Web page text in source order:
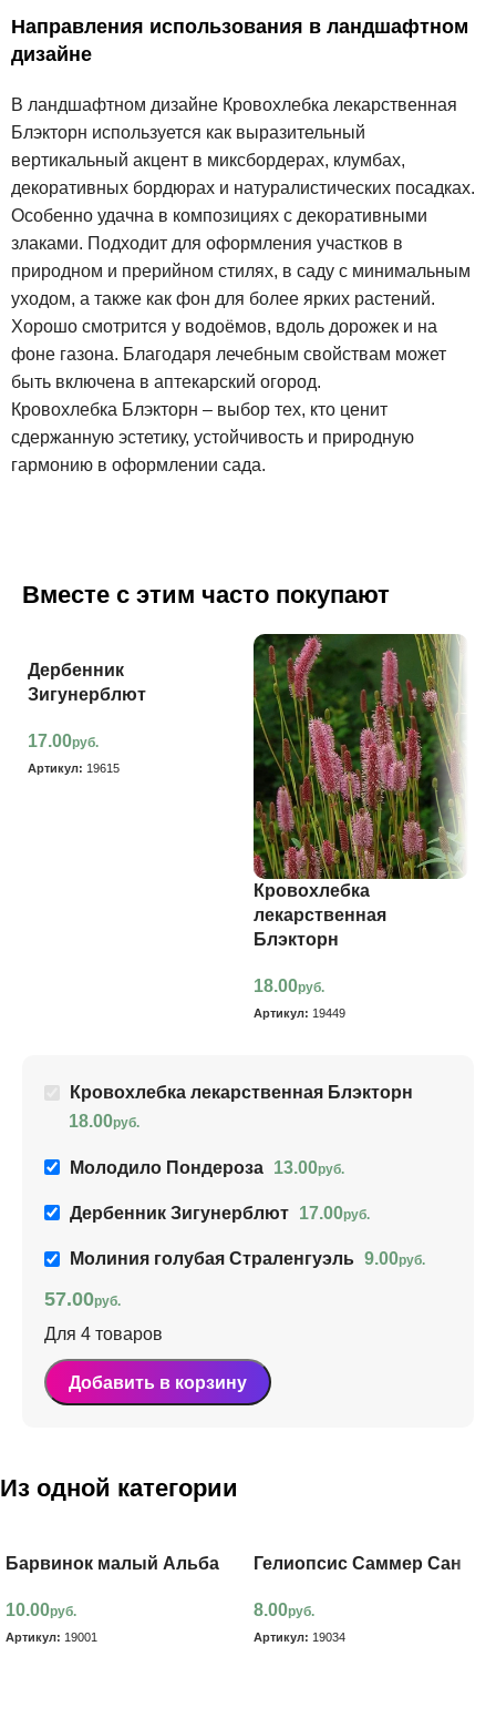
Направления использования в ландшафтном
дизайне
В ландшафтном дизайне Кровохлебка лекарственная
Блэкторн используется как выразительный
вертикальный акцент в миксбордерах, клумбах,
декоративных бордюрах и натуралистических посадках.
Особенно удачна в композициях с декоративными
злаками. Подходит для оформления участков в
природном и прерийном стилях, в саду с минимальным
уходом, а также как фон для более ярких растений.
Хорошо смотрится у водоёмов, вдоль дорожек и на
фоне газона. Благодаря лечебным свойствам может
быть включена в аптекарский огород.
Кровохлебка Блэкторн – выбор тех, кто ценит
сдержанную эстетику, устойчивость и природную
гармонию в оформлении сада.
Вместе с этим часто покупают
Дербенник
Зигунерблют
17.00руб.
Артикул: 19615
Кровохлебка
лекарственная
Блэкторн
18.00руб.
Артикул: 19449
Кровохлебка лекарственная Блэкторн
18.00руб.
Молодило Пондероза 13.00руб.
Дербенник Зигунерблют 17.00руб.
Молиния голубая Страленгуэль 9.00руб.
57.00руб.
Для 4 товаров
Добавить в корзину
Из одной категории
Барвинок малый Альба
10.00руб.
Артикул: 19001
Гелиопсис Саммер Сан
8.00руб.
Артикул: 19034